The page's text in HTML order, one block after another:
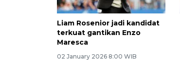
Liam Rosenior jadi kandidat
terkuat gantikan Enzo
Maresca
02 January 2026 8:00 WIB